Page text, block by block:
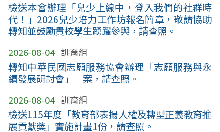
檢送本會辦理「兒少上線中，登入我們的社群時
代！」2026兒少培力工作坊報名簡章，敬請協助
轉知並鼓勵貴校學生踴躍參與，請查照。
2026-08-04 訓育組
轉知中華民國志願服務協會辦理「志願服務與永
續發展研討會」一案，請查照。
2026-08-04 訓育組
檢送115年度「教育部表揚人權及轉型正義教育推
展貢獻獎」實施計畫1份，請查照。